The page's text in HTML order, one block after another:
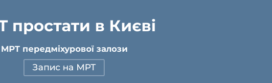
простати в Києві
МРТ передміхурової залози
Запис на МРТ